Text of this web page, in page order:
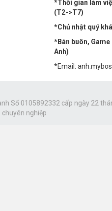
*Thời gian làm
(T2->T7)
*Chủ nhật quý
*Bán buôn, Game
Anh)
*Email:
Số 0105892332 cấp ngày 22
chuyên nghiệp